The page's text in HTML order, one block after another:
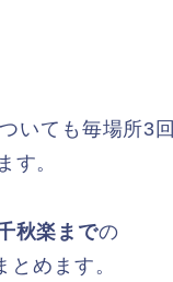
いても毎場所3回
す。
秋楽までの
めます。